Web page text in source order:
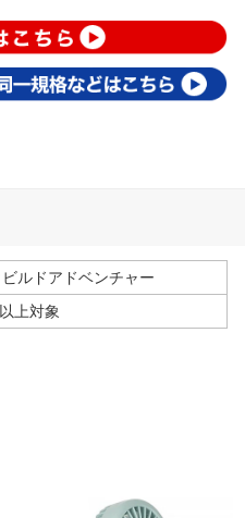
ルドアドベンチャー
上対象